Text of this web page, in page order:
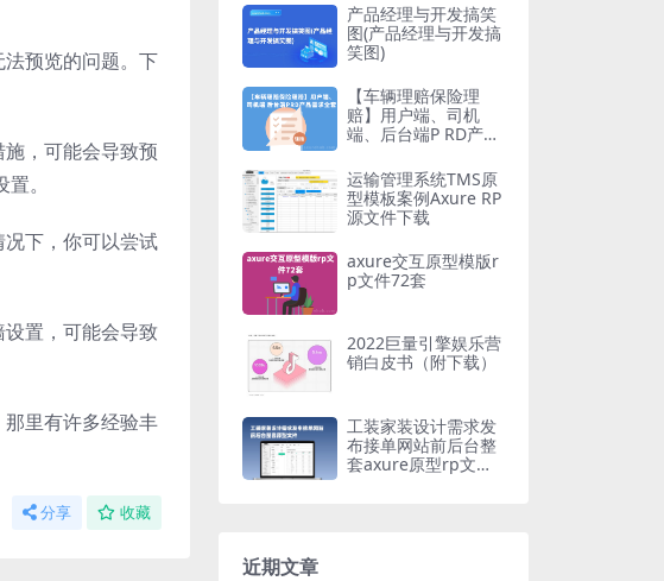
预览的问题。下
，可能会导致预
。
下，你可以尝试
置，可能会导致
里有许多经验丰
分享 收藏
产品经理与开发搞笑
图(产品经理与开发搞
笑图)
【车辆理赔保险理
赔】用户端、司机
端、后台端P RD产品
套）
运输管理系统TMS原
型模板案例Axure RP
源文件下载
axure交互原型模版r
p文件72套
2022巨量引擎娱乐营
销白皮书（附下载）
工装家装设计需求发
布接单网站前后台整
套axure原型rp文件
近期文章